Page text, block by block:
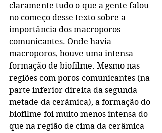
claramente tudo o que a gente falou
no começo desse texto sobre a
importância dos macroporos
comunicantes. Onde havia
macroporos, houve uma intensa
formação de biofilme. Mesmo nas
regiões com poros comunicantes (na
parte inferior direita da segunda
metade da cerâmica), a formação do
biofilme foi muito menos intensa do
que na região de cima da cerâmica